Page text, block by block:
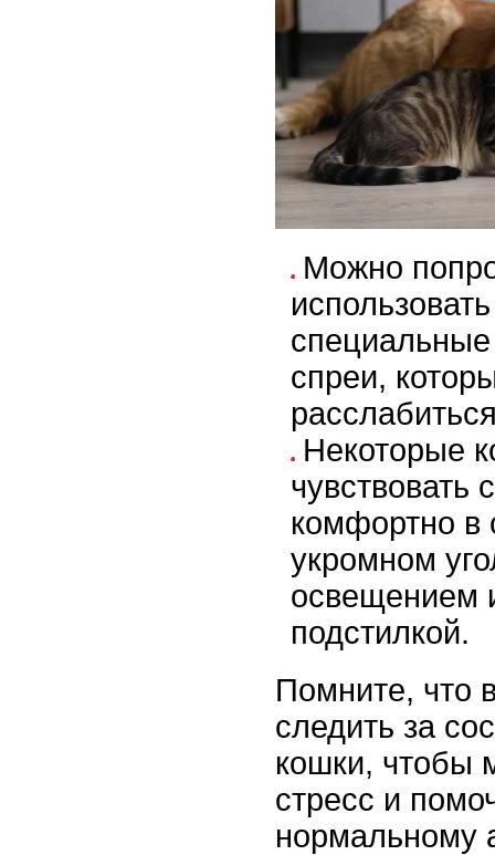
Можно
спреи,
Некоторые
чувствовать
комфортно в
укромном
освещением
подстилкой.
Помните, что
следить за
кошки, чтобы
стресс и
нормальному